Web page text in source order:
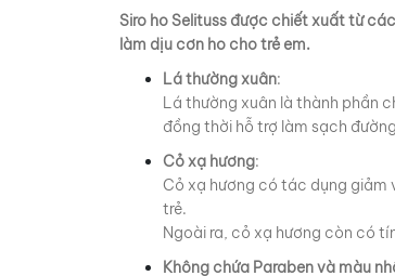
Siro ho Selituss được chiết xuất từ
làm dịu cơn ho cho trẻ em.
Lá thường xuân:
Lá thường xuân là thành phần
đồng thời hỗ trợ làm sạch
Cỏ xạ hương:
Cỏ xạ hương có tác dụng giảm
trẻ.
Ngoài ra, cỏ xạ hương còn có
Không chứa Paraben và màu